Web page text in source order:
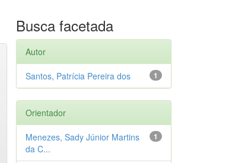
Busca facetada
Autor
1
Santos, Patrícia Pereira dos
Orientador
1
Menezes, Sady Júnior Martins
da C...